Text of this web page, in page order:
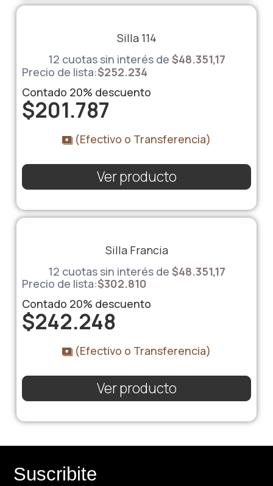
Silla 114
12 cuotas sin interés de $48.351,17
Precio de lista:$252.234
Contado 20% descuento
$201.787
(Efectivo o Transferencia)
Ver producto
Silla Francia
12 cuotas sin interés de $48.351,17
Precio de lista:$302.810
Contado 20% descuento
$242.248
(Efectivo o Transferencia)
Ver producto
Suscribite